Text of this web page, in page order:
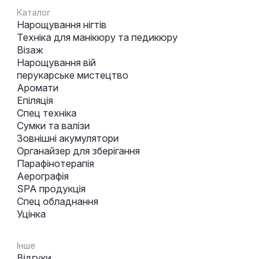
Каталог
Нарощування нігтів
Техніка для манікюру та педикюру
Візаж
Нарощування вій
перукарське мистецтво
Аромати
Епіляція
Спец техніка
Сумки та валізи
Зовнішні акумулятори
Органайзер для зберігання
Парафінотерапія
Аерографія
SPA продукція
Спец обладнання
Уцінка
Інше